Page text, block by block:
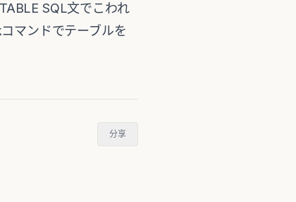
SQL文でこわれ
マンドでテーブルを
分享